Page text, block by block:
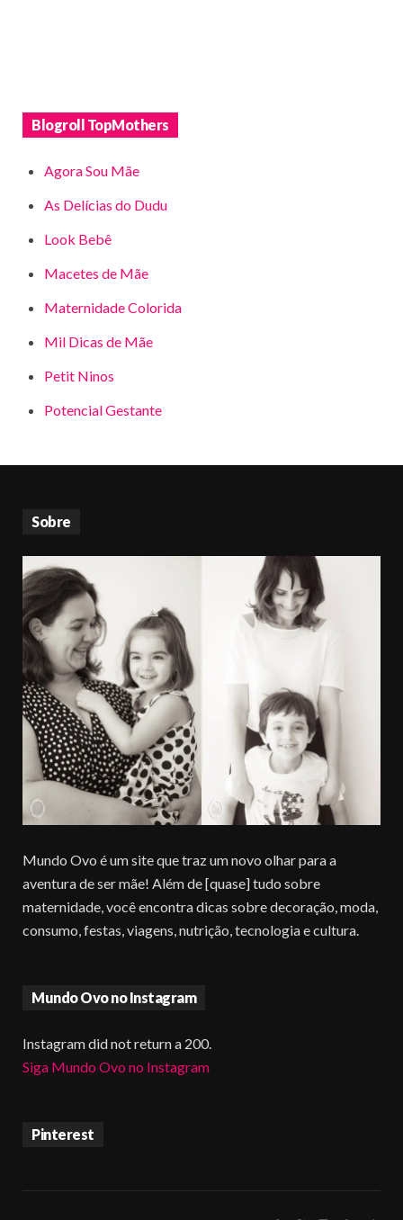
Blogroll TopMothers
Agora Sou Mãe
As Delícias do Dudu
Look Bebê
Macetes de Mãe
Maternidade Colorida
Mil Dicas de Mãe
Petit Ninos
Potencial Gestante
Sobre
Mundo Ovo é um site que traz um novo olhar para a
aventura de ser mãe! Além de [quase] tudo sobre
maternidade, você encontra dicas sobre decoração, moda,
consumo, festas, viagens, nutrição, tecnologia e cultura.
Mundo Ovo no Instagram
Instagram did not return a 200.
Siga Mundo Ovo no Instagram
Pinterest